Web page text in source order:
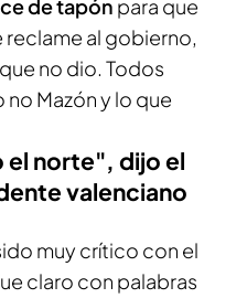
de tapón para que
al gobierno,
no dio. Todos
Mazón y lo que
el norte", dijo el
valenciano
muy crítico con el
claro con palabras